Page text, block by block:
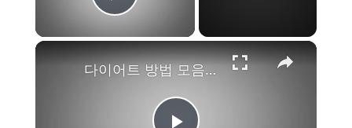
Play Video
×
다이어트 방법 모음 26가지 총정리